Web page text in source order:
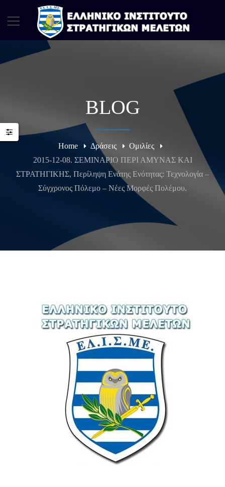
BLOG
Home Δράσεις
Ομιλίες
2015-12-08. ΣΕΜΙΝΑΡΙΟ ΠΕΡΙ ΑΜΥΝΑΣ ΚΑΙ
ΣΤΡΑΤΗΓΙΚΗΣ, Περίληψη Ενάτης Ενότητας: Τεχνολογία –
Σύγχρονος Πόλεμο – Νέες Μορφές Πολέμου.